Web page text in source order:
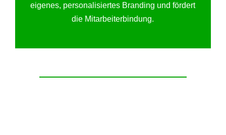
eigenes, personalisiertes Branding und fördert
die Mitarbeiterbindung.